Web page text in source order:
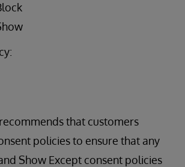
that customers
policies to ensure that any
Show Except consent policies